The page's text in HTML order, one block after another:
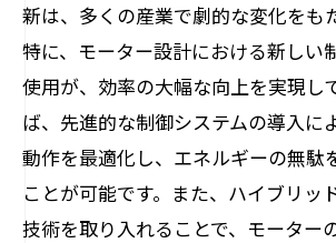
新は、多くの産業で劇的な変化をも
特に、モーター設計における新しい
使用が、効率の大幅な向上を実現し
ば、先進的な制御システムの導入に
動作を最適化し、エネルギーの無駄
ことが可能です。また、ハイブリッ
技術を取り入れることで、モーター